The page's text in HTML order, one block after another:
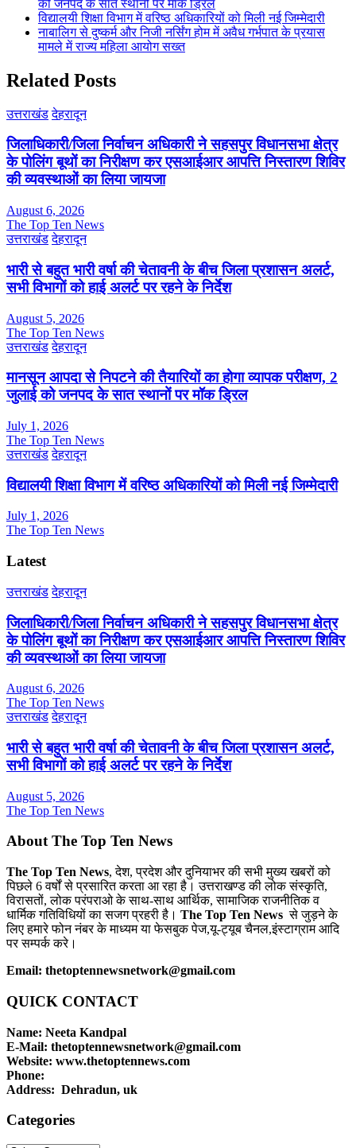
को जनपद के सात स्थानों पर मॉक ड्रिल
विद्यालयी शिक्षा विभाग में वरिष्ठ अधिकारियों को मिली नई जिम्मेदारी
नाबालिग से दुष्कर्म और निजी नर्सिंग होम में अवैध गर्भपात के प्रयास
मामले में राज्य महिला आयोग सख्त
Related Posts
उत्तराखंड देहरादून
जिलाधिकारी/जिला निर्वाचन अधिकारी ने सहसपुर विधानसभा क्षेत्र
के पोलिंग बूथों का निरीक्षण कर एसआईआर आपत्ति निस्तारण शिविर
की व्यवस्थाओं का लिया जायजा
August 6, 2026
The Top Ten News
उत्तराखंड देहरादून
भारी से बहुत भारी वर्षा की चेतावनी के बीच जिला प्रशासन अलर्ट,
सभी विभागों को हाई अलर्ट पर रहने के निर्देश
August 5, 2026
The Top Ten News
उत्तराखंड देहरादून
मानसून आपदा से निपटने की तैयारियों का होगा व्यापक परीक्षण, 2
जुलाई को जनपद के सात स्थानों पर मॉक ड्रिल
July 1, 2026
The Top Ten News
उत्तराखंड देहरादून
विद्यालयी शिक्षा विभाग में वरिष्ठ अधिकारियों को मिली नई जिम्मेदारी
July 1, 2026
The Top Ten News
Latest
उत्तराखंड देहरादून
जिलाधिकारी/जिला निर्वाचन अधिकारी ने सहसपुर विधानसभा क्षेत्र
के पोलिंग बूथों का निरीक्षण कर एसआईआर आपत्ति निस्तारण शिविर
की व्यवस्थाओं का लिया जायजा
August 6, 2026
The Top Ten News
उत्तराखंड देहरादून
भारी से बहुत भारी वर्षा की चेतावनी के बीच जिला प्रशासन अलर्ट,
सभी विभागों को हाई अलर्ट पर रहने के निर्देश
August 5, 2026
The Top Ten News
About The Top Ten News
The Top Ten News, देश, प्रदेश और दुनियाभर की सभी मुख्य खबरों को
पिछले 6 वर्षों से प्रसारित करता आ रहा है। उत्तराखण्ड की लोक संस्कृति,
विरासतों, लोक परंपराओ के साथ-साथ आर्थिक, सामाजिक राजनीतिक व
धार्मिक गतिविधियों का सजग प्रहरी है। The Top Ten News से जुड़ने के
लिए हमारे फोन नंबर के माध्यम या फेसबुक पेज,यू-ट्यूब चैनल,इंस्टाग्राम आदि
पर सम्पर्क करे।
Email: thetoptennewsnetwork@gmail.com
QUICK CONTACT
Name: Neeta Kandpal
E-Mail: thetoptennewsnetwork@gmail.com
Website: www.thetoptennews.com
Phone:
Address: Dehradun, uk
Categories